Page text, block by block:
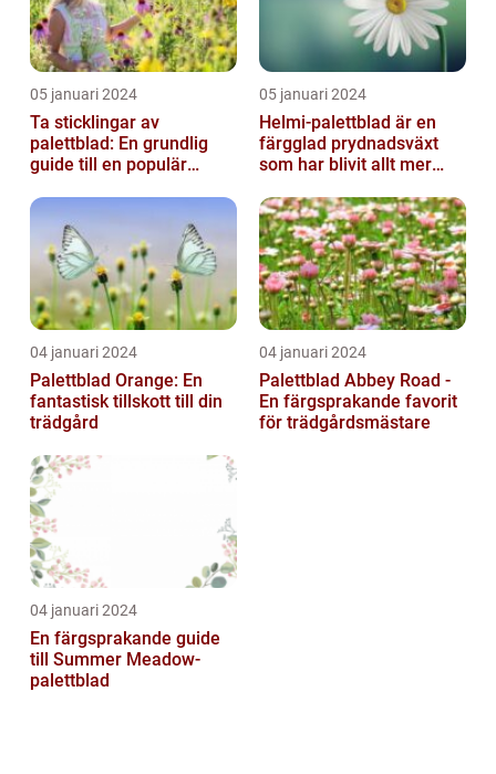
05 januari 2024
Ta sticklingar av
palettblad: En grundlig
guide till en populär
05 januari 2024
Helmi-palettblad är en
färgglad prydnadsväxt
som har blivit allt mer
trädgårdsentusias...
04 januari 2024
Palettblad Orange: En
fantastisk tillskott till din
trädgård
04 januari 2024
Palettblad Abbey Road -
En färgsprakande favorit
för trädgårdsmästare
04 januari 2024
En färgsprakande guide
till Summer Meadow-
palettblad